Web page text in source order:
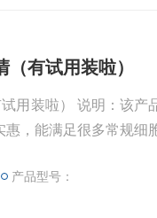
有试用装啦）
用装啦） 说明：该产
，能满足很多常规细
产品型号：